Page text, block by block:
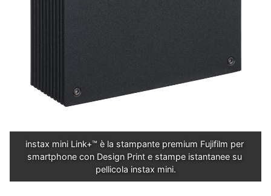
instax mini Link+™ è la stampante premium Fujifilm per
smartphone con Design Print e stampe istantanee su
pellicola instax mini.